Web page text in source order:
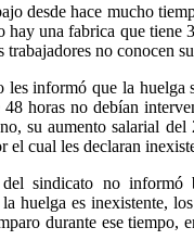
desde hace mucho
hay una fabrica que
trabajadores no conocen
informó que la huelga
horas no debían
su aumento salarial
el cual les declaran
sindicato no informó
huelga es inexistente,
durante ese tiempo,